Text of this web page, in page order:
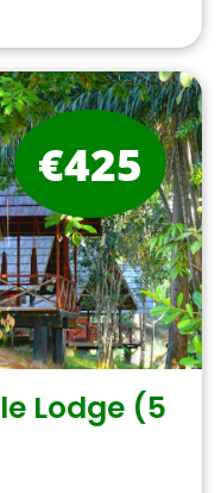
Lodge (5
€425